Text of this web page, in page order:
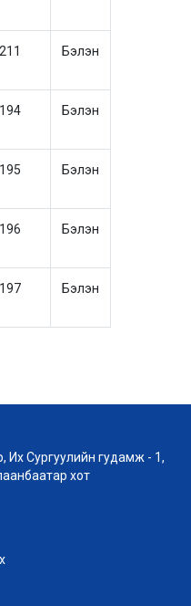
Бэлэн
Бэлэн
Бэлэн
Бэлэн
Бэлэн
Сургуулийн гудамж - 1,
хот